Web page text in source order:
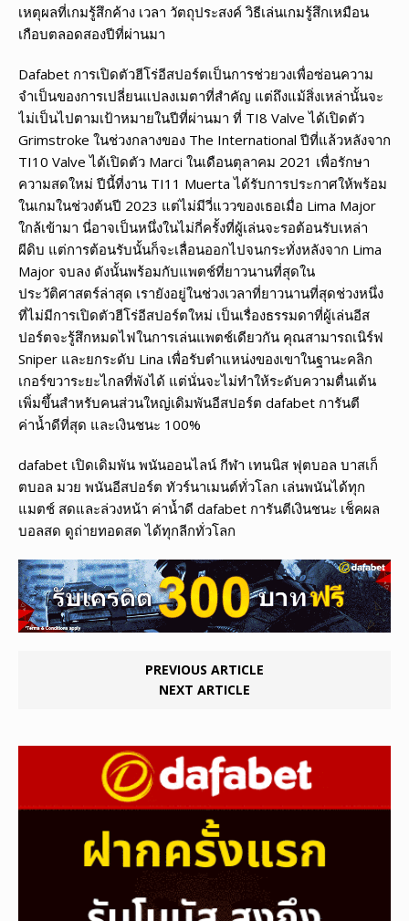
เหตุผลที่เกมรู้สึกค้าง เวลา วัตถุประสงค์ วิธีเล่นเกมรู้สึกเหมือน
เกือบตลอดสองปีที่ผ่านมา
Dafabet การเปิดตัวฮีโร่อีสปอร์ตเป็นการช่วยวงเพื่อซ่อนความ
จำเป็นของการเปลี่ยนแปลงเมตาที่สำคัญ แต่ถึงแม้สิ่งเหล่านั้นจะ
ไม่เป็นไปตามเป้าหมายในปีที่ผ่านมา ที่ TI8 Valve ได้เปิดตัว
Grimstroke ในช่วงกลางของ The International ปีที่แล้วหลังจาก
TI10 Valve ได้เปิดตัว Marci ในเดือนตุลาคม 2021 เพื่อรักษา
ความสดใหม่ ปีนี้ที่งาน TI11 Muerta ได้รับการประกาศให้พร้อม
ในเกมในช่วงต้นปี 2023 แต่ไม่มีวี่แววของเธอเมื่อ Lima Major
ใกล้เข้ามา นี่อาจเป็นหนึ่งในไม่กี่ครั้งที่ผู้เล่นจะรอต้อนรับเหล่า
ผีดิบ แต่การต้อนรับนั้นก็จะเลื่อนออกไปจนกระทั่งหลังจาก Lima
Major จบลง ดังนั้นพร้อมกับแพตช์ที่ยาวนานที่สุดใน
ประวัติศาสตร์ล่าสุด เรายังอยู่ในช่วงเวลาที่ยาวนานที่สุดช่วงหนึ่ง
ที่ไม่มีการเปิดตัวฮีโร่อีสปอร์ตใหม่ เป็นเรื่องธรรมดาที่ผู้เล่นอีส
ปอร์ตจะรู้สึกหมดไฟในการเล่นแพตช์เดียวกัน คุณสามารถเนิร์ฟ
Sniper และยกระดับ Lina เพื่อรับตำแหน่งของเขาในฐานะคลิก
เกอร์ขวาระยะไกลที่พังได้ แต่นั่นจะไม่ทำให้ระดับความตื่นเต้น
เพิ่มขึ้นสำหรับคนส่วนใหญ่เดิมพันอีสปอร์ต dafabet การันตี
ค่าน้ำดีที่สุด และเงินชนะ 100%
dafabet เปิดเดิมพัน พนันออนไลน์ กีฬา เทนนิส ฟุตบอล บาสเก็
ตบอล มวย พนันอีสปอร์ต ทัวร์นาเมนต์ทั่วโลก เล่นพนันได้ทุก
แมตช์ สดและล่วงหน้า ค่าน้ำดี dafabet การันตีเงินชนะ เช็คผล
บอลสด ดูถ่ายทอดสด ได้ทุกลีกทั่วโลก
PREVIOUS ARTICLE
NEXT ARTICLE